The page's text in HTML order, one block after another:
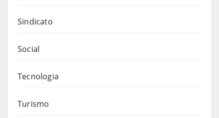
Sindicato
Social
Tecnologia
Turismo